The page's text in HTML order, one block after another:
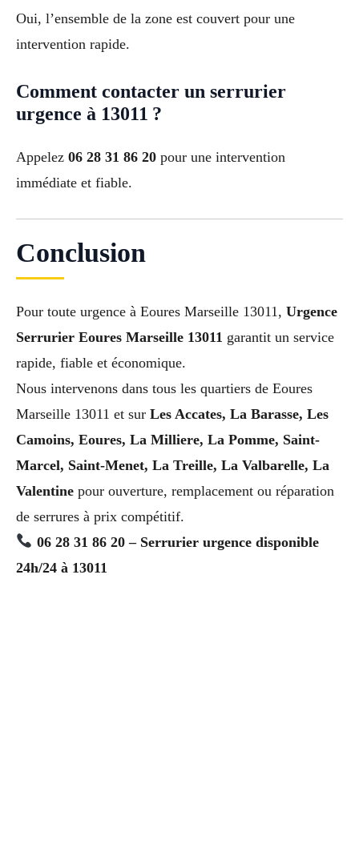
Oui, l’ensemble de la zone est couvert pour une
intervention rapide.
Comment contacter un serrurier
urgence à 13011 ?
Appelez 06 28 31 86 20 pour une intervention
immédiate et fiable.
Conclusion
Pour toute urgence à Eoures Marseille 13011, Urgence
Serrurier Eoures Marseille 13011 garantit un service
rapide, fiable et économique.
Nous intervenons dans tous les quartiers de Eoures
Marseille 13011 et sur Les Accates, La Barasse, Les
Camoins, Eoures, La Milliere, La Pomme, Saint-
Marcel, Saint-Menet, La Treille, La Valbarelle, La
Valentine pour ouverture, remplacement ou réparation
de serrures à prix compétitif.
06 28 31 86 20 – Serrurier urgence disponible
24h/24 à 13011